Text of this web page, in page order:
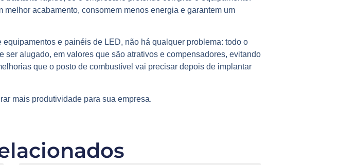
acabamento, consomem menos energia e garantem um
e painéis de LED, não há qualquer problema: todo o
alugado, em valores que são atrativos e compensadores, evitando
que o posto de combustível vai precisar depois de implantar
mais produtividade para sua empresa.